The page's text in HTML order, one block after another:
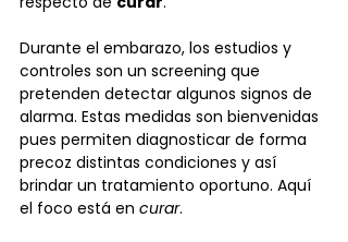
Durante el embarazo, los estudios y
controles son un screening que
pretenden detectar algunos signos de
alarma. Estas medidas son bienvenidas
pues permiten diagnosticar de forma
precoz distintas condiciones y así
brindar un tratamiento oportuno. Aquí
el foco está en curar.